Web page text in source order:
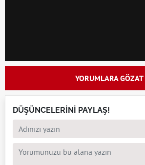
YORUMLARA GÖZAT
DÜŞÜNCELERİNİ PAYLAŞ!